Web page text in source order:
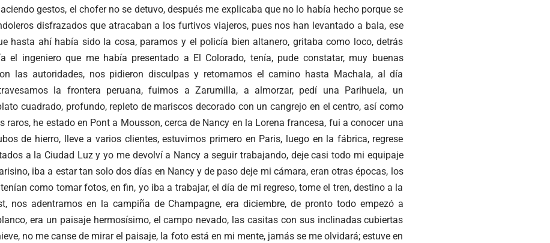
gestos, el chofer no se detuvo, después me explicaba que no lo había hecho porque se
disfrazados que atracaban a los furtivos viajeros, pues nos han levantado a bala, ese
hasta ahí había sido la cosa, paramos y el policía bien altanero, gritaba como loco, detrás
el ingeniero que me había presentado a El Colorado, tenía, pude constatar, muy buenas
las autoridades, nos pidieron disculpas y retomamos el camino hasta Machala, al día
la frontera peruana, fuimos a Zarumilla, a almorzar, pedí una Parihuela, un
cuadrado, profundo, repleto de mariscos decorado con un cangrejo en el centro, así como
raros, he estado en Pont a Mousson, cerca de Nancy en la Lorena francesa, fui a conocer una
de hierro, lleve a varios clientes, estuvimos primero en Paris, luego en la fábrica, regrese
a la Ciudad Luz y yo me devolví a Nancy a seguir trabajando, deje casi todo mi equipaje
iba a estar tan solo dos días en Nancy y de paso deje mi cámara, eran otras épocas, los
como tomar fotos, en fin, yo iba a trabajar, el día de mi regreso, tome el tren, destino a la
nos adentramos en la campiña de Champagne, era diciembre, de pronto todo empezó a
era un paisaje hermosísimo, el campo nevado, las casitas con sus inclinadas cubiertas
no me canse de mirar el paisaje, la foto está en mi mente, jamás se me olvidará; estuve en